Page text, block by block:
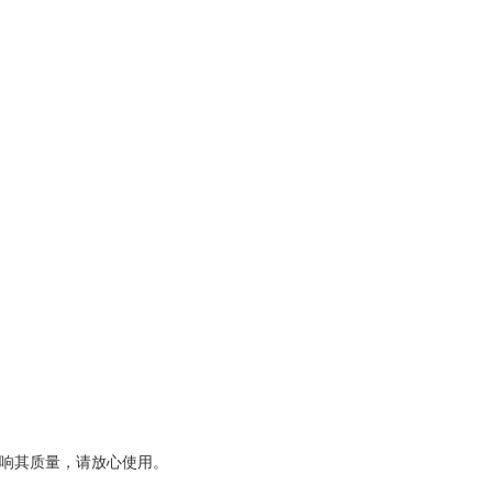
质量，请放心使用。